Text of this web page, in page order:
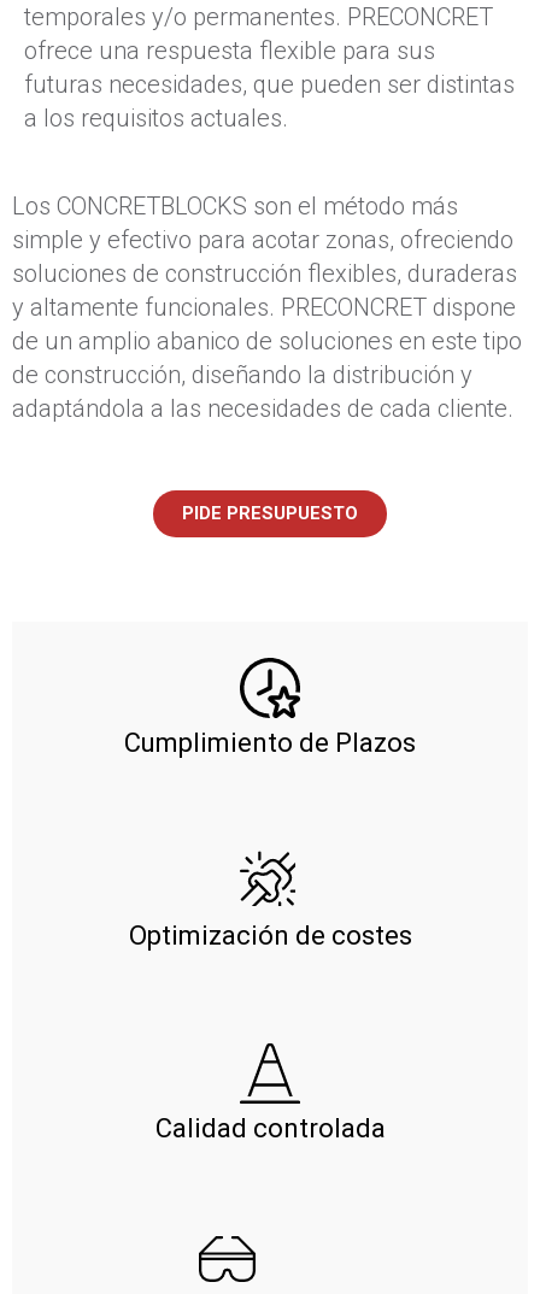
temporales y/o permanentes. PRECONCRET
ofrece una respuesta flexible para sus
futuras necesidades, que pueden ser distintas
a los requisitos actuales.
Los CONCRETBLOCKS son el método más
simple y efectivo para acotar zonas, ofreciendo
soluciones de construcción flexibles, duraderas
y altamente funcionales. PRECONCRET dispone
de un amplio abanico de soluciones en este tipo
de construcción, diseñando la distribución y
adaptándola a las necesidades de cada cliente.
PIDE PRESUPUESTO
Cumplimiento de Plazos
Optimización de costes
Calidad controlada